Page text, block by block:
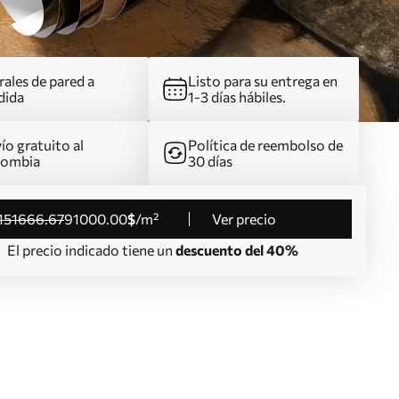
de pared a
Listo para su entrega en
1-3 días hábiles.
gratuito al
Política de reembolso de
30 días
.6791000.00$/m²
Ver precio
El precio indicado tiene un descuento del 40%